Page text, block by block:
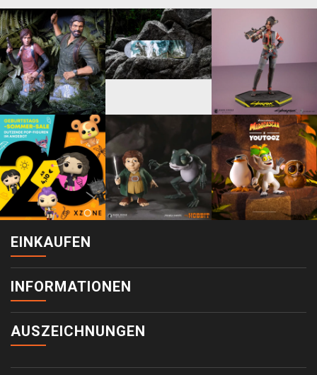
EINKAUFEN
INFORMATIONEN
AUSZEICHNUNGEN